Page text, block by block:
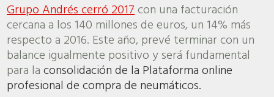
Grupo Andrés cerró 2017con una facturación
cercana a los 140 millones de euros, un 14% más
respecto a 2016. Este año, prevé terminar con un
balance igualmente positivo y será fundamental
para laconsolidación de la Plataforma online
profesional de compra de neumáticos.